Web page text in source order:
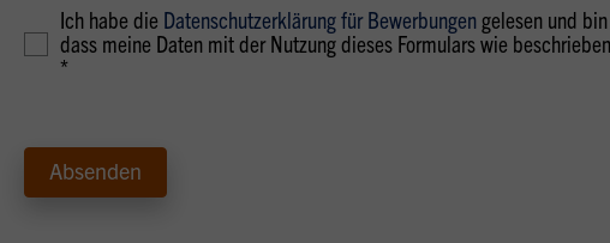
Ich habe die Datenschutzerklärung für Bewerbungengelesen und
dass meine Daten mit der Nutzung dieses Formulars wie
*